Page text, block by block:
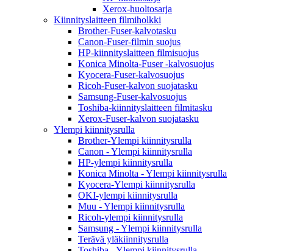
Xerox-huoltosarja
Kiinnityslaitteen filmiholkki
Brother-Fuser-kalvotasku
Canon-Fuser-filmin suojus
HP-kiinnityslaitteen filmisuojus
Konica Minolta-Fuser -kalvosuojus
Kyocera-Fuser-kalvosuojus
Ricoh-Fuser-kalvon suojatasku
Samsung-Fuser-kalvosuojus
Toshiba-kiinnityslaitteen filmitasku
Xerox-Fuser-kalvon suojatasku
Ylempi kiinnitysrulla
Brother-Ylempi kiinnitysrulla
Canon - Ylempi kiinnitysrulla
HP-ylempi kiinnitysrulla
Konica Minolta - Ylempi kiinnitysrulla
Kyocera-Ylempi kiinnitysrulla
OKI-ylempi kiinnitysrulla
Muu - Ylempi kiinnitysrulla
Ricoh-ylempi kiinnitysrulla
Samsung - Ylempi kiinnitysrulla
Terävä yläkiinnitysrulla